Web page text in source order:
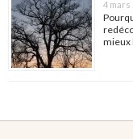
4 mars
mieux